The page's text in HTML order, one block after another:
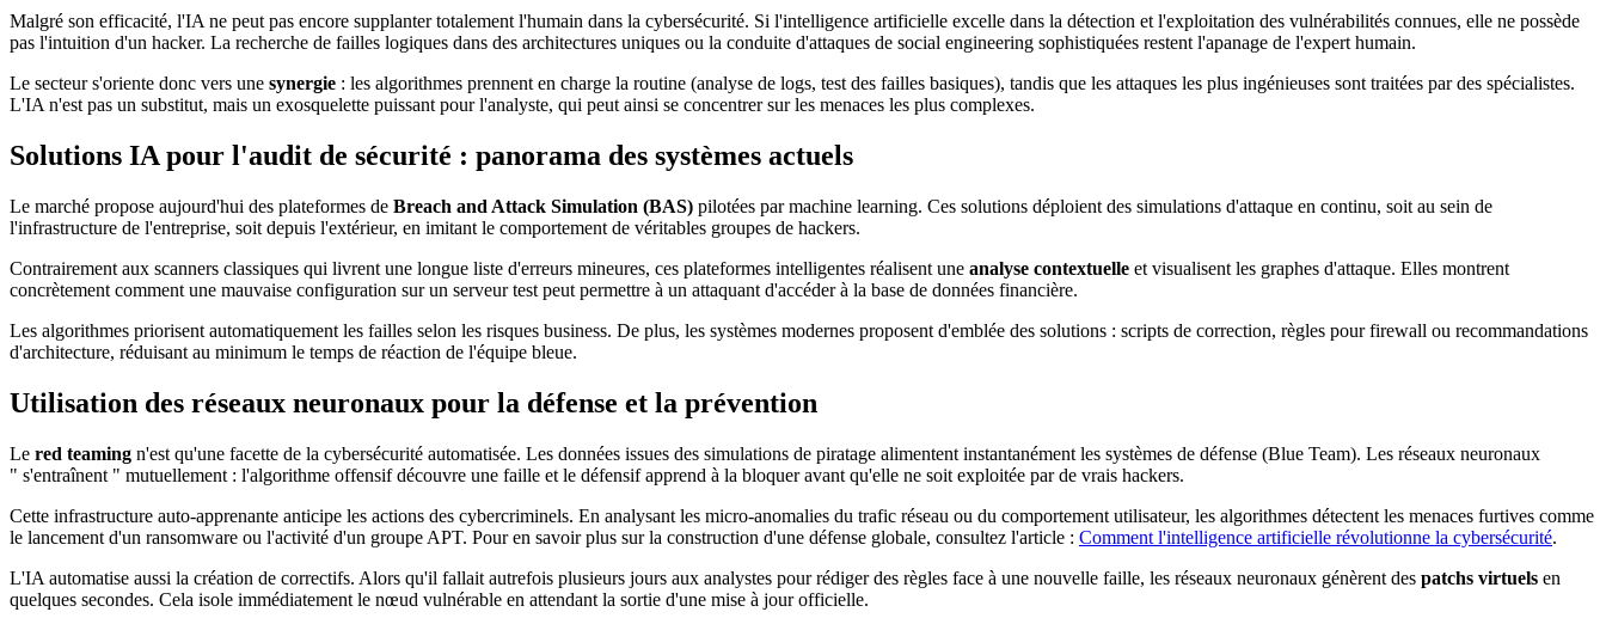
Malgré son efficacité, l'IA ne peut pas encore supplanter totalement l'humain dans la cybersécurité. Si l'intelligence artificielle excelle dans la détection et l'exploitation des vulnérabilités connues, elle ne possède
pas l'intuition d'un hacker. La recherche de failles logiques dans des architectures uniques ou la conduite d'attaques de social engineering sophistiquées restent l'apanage de l'expert humain.
Le secteur s'oriente donc vers une synergie : les algorithmes prennent en charge la routine (analyse de logs, test des failles basiques), tandis que les attaques les plus ingénieuses sont traitées par des spécialistes.
L'IA n'est pas un substitut, mais un exosquelette puissant pour l'analyste, qui peut ainsi se concentrer sur les menaces les plus complexes.
Solutions IA pour l'audit de sécurité : panorama des systèmes actuels
Le marché propose aujourd'hui des plateformes de Breach and Attack Simulation (BAS) pilotées par machine learning. Ces solutions déploient des simulations d'attaque en continu, soit au sein de
l'infrastructure de l'entreprise, soit depuis l'extérieur, en imitant le comportement de véritables groupes de hackers.
Contrairement aux scanners classiques qui livrent une longue liste d'erreurs mineures, ces plateformes intelligentes réalisent une analyse contextuelle et visualisent les graphes d'attaque. Elles montrent
concrètement comment une mauvaise configuration sur un serveur test peut permettre à un attaquant d'accéder à la base de données financière.
Les algorithmes priorisent automatiquement les failles selon les risques business. De plus, les systèmes modernes proposent d'emblée des solutions : scripts de correction, règles pour firewall ou recommandations
d'architecture, réduisant au minimum le temps de réaction de l'équipe bleue.
Utilisation des réseaux neuronaux pour la défense et la prévention
Le red teaming n'est qu'une facette de la cybersécurité automatisée. Les données issues des simulations de piratage alimentent instantanément les systèmes de défense (Blue Team). Les réseaux neuronaux
" s'entraînent " mutuellement : l'algorithme offensif découvre une faille et le défensif apprend à la bloquer avant qu'elle ne soit exploitée par de vrais hackers.
Cette infrastructure auto-apprenante anticipe les actions des cybercriminels. En analysant les micro-anomalies du trafic réseau ou du comportement utilisateur, les algorithmes détectent les menaces furtives comme
le lancement d'un ransomware ou l'activité d'un groupe APT. Pour en savoir plus sur la construction d'une défense globale, consultez l'article : Comment l'intelligence artificielle révolutionne la cybersécurité.
L'IA automatise aussi la création de correctifs. Alors qu'il fallait autrefois plusieurs jours aux analystes pour rédiger des règles face à une nouvelle faille, les réseaux neuronaux génèrent des patchs virtuels en
quelques secondes. Cela isole immédiatement le nœud vulnérable en attendant la sortie d'une mise à jour officielle.